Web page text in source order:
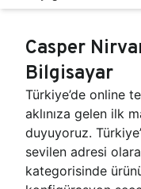
Casper
Bilgisayar
Türkiye’de online
aklınıza gelen ilk
duyuyoruz.
sevilen adresi
kategorisinde